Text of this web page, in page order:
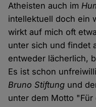
Atheisten auch im
intellektuell doch ein
wirkt auf mich oft
unter sich und findet
entweder lächerlich,
Es ist schon
Bruno Stiftung und
unter dem Motto